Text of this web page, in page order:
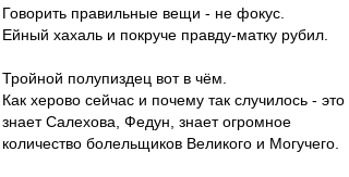
Говорить правильные вещи - не фокус.
Ейный хахаль и покруче правду-матку рубил.
Тройной полупиздец вот в чём.
Как херово сейчас и почему так случилось - это
знает Салехова, Федун, знает огромное
количество болельщиков Великого и Могучего.